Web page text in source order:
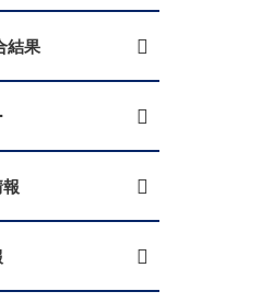
堅守で勝ち抜き４大会連続
結果